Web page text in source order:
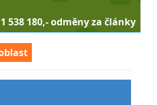
1 538 180,- odměny za články